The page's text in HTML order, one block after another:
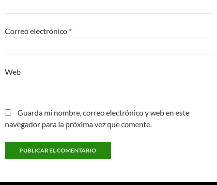
Correo electrónico *
Web
Guarda mi nombre, correo electrónico y web en este
navegador para la próxima vez que comente.